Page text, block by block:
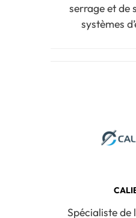
serrage et de
systèmes
Spécialiste